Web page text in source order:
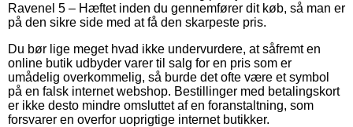
Ravenel 5 – Hæftet inden du gennemfører dit køb, så man er
på den sikre side med at få den skarpeste pris.
Du bør lige meget hvad ikke undervurdere, at såfremt en
online butik udbyder varer til salg for en pris som er
umådelig overkommelig, så burde det ofte være et symbol
på en falsk internet webshop. Bestillinger med betalingskort
er ikke desto mindre omsluttet af en foranstaltning, som
forsvarer en overfor uoprigtige internet butikker.